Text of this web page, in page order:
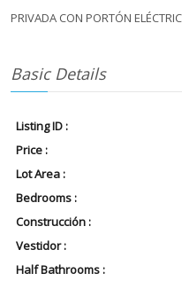
PRIVADA CON PORTÓN
Basic Details
Listing ID :
Price :
Lot Area :
Bedrooms :
Construcción :
Vestidor :
Half Bathrooms :